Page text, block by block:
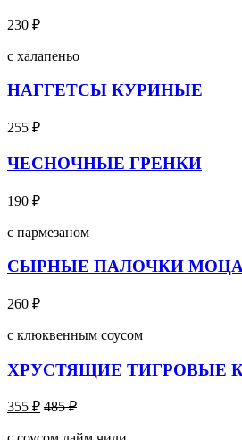
230 ₽
с халапеньо
НАГГЕТСЫ КУРИНЫЕ
255 ₽
ЧЕСНОЧНЫЕ ГРЕНКИ
190 ₽
с пармезаном
СЫРНЫЕ ПАЛОЧКИ
260 ₽
с клюквенным соусом
ХРУСТЯЩИЕ ТИГРОВЫЕ
355 ₽ 485₽